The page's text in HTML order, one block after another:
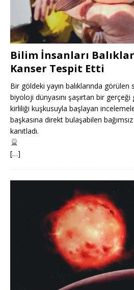
Bilim İnsanları
Kanser Tespit Etti
Bir göldeki yayın balıklarında görülen
biyoloji dünyasını şaşırtan bir
kirliliği kuşkusuyla başlayan
başkasına direkt bulaşabilen
kanıtladı.
[…]